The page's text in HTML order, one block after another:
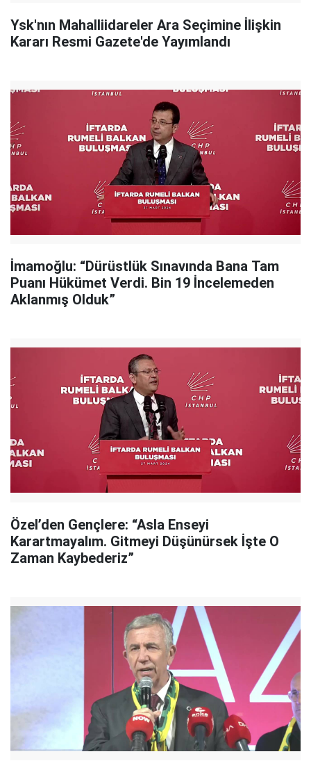
Ysk'nın Mahalliidareler Ara Seçimine İlişkin
Kararı Resmi Gazete'de Yayımlandı
İmamoğlu: “Dürüstlük Sınavında Bana Tam
Puanı Hükümet Verdi. Bin 19 İncelemeden
Aklanmış Olduk”
Özel’den Gençlere: “Asla Enseyi
Karartmayalım. Gitmeyi Düşünürsek İşte O
Zaman Kaybederiz”